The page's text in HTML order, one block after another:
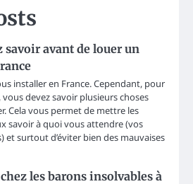
savoir avant de louer un
installer en France. Cependant, pour
devez savoir plusieurs choses
Cela vous permet de mettre les
savoir à quoi vous attendre (vos
et surtout d’éviter bien des mauvaises
les barons insolvables à